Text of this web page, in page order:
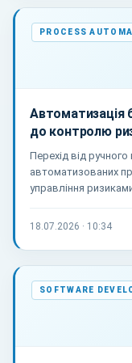
PROCESS
Автоматизація
до контролю
Перехід від
автоматизованих
управління
контролю.
18.07.2026 · 10:34
SOFTWARE